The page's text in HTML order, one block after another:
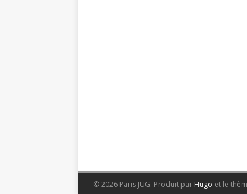
© 2026 Paris JUG. Produit par Hugo et le